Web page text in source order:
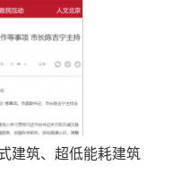
建筑、超低能耗建筑